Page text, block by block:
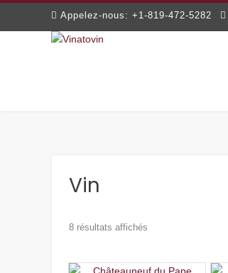
Appelez-nous: +1-819-472-5282
Vin
8 résultats affichés